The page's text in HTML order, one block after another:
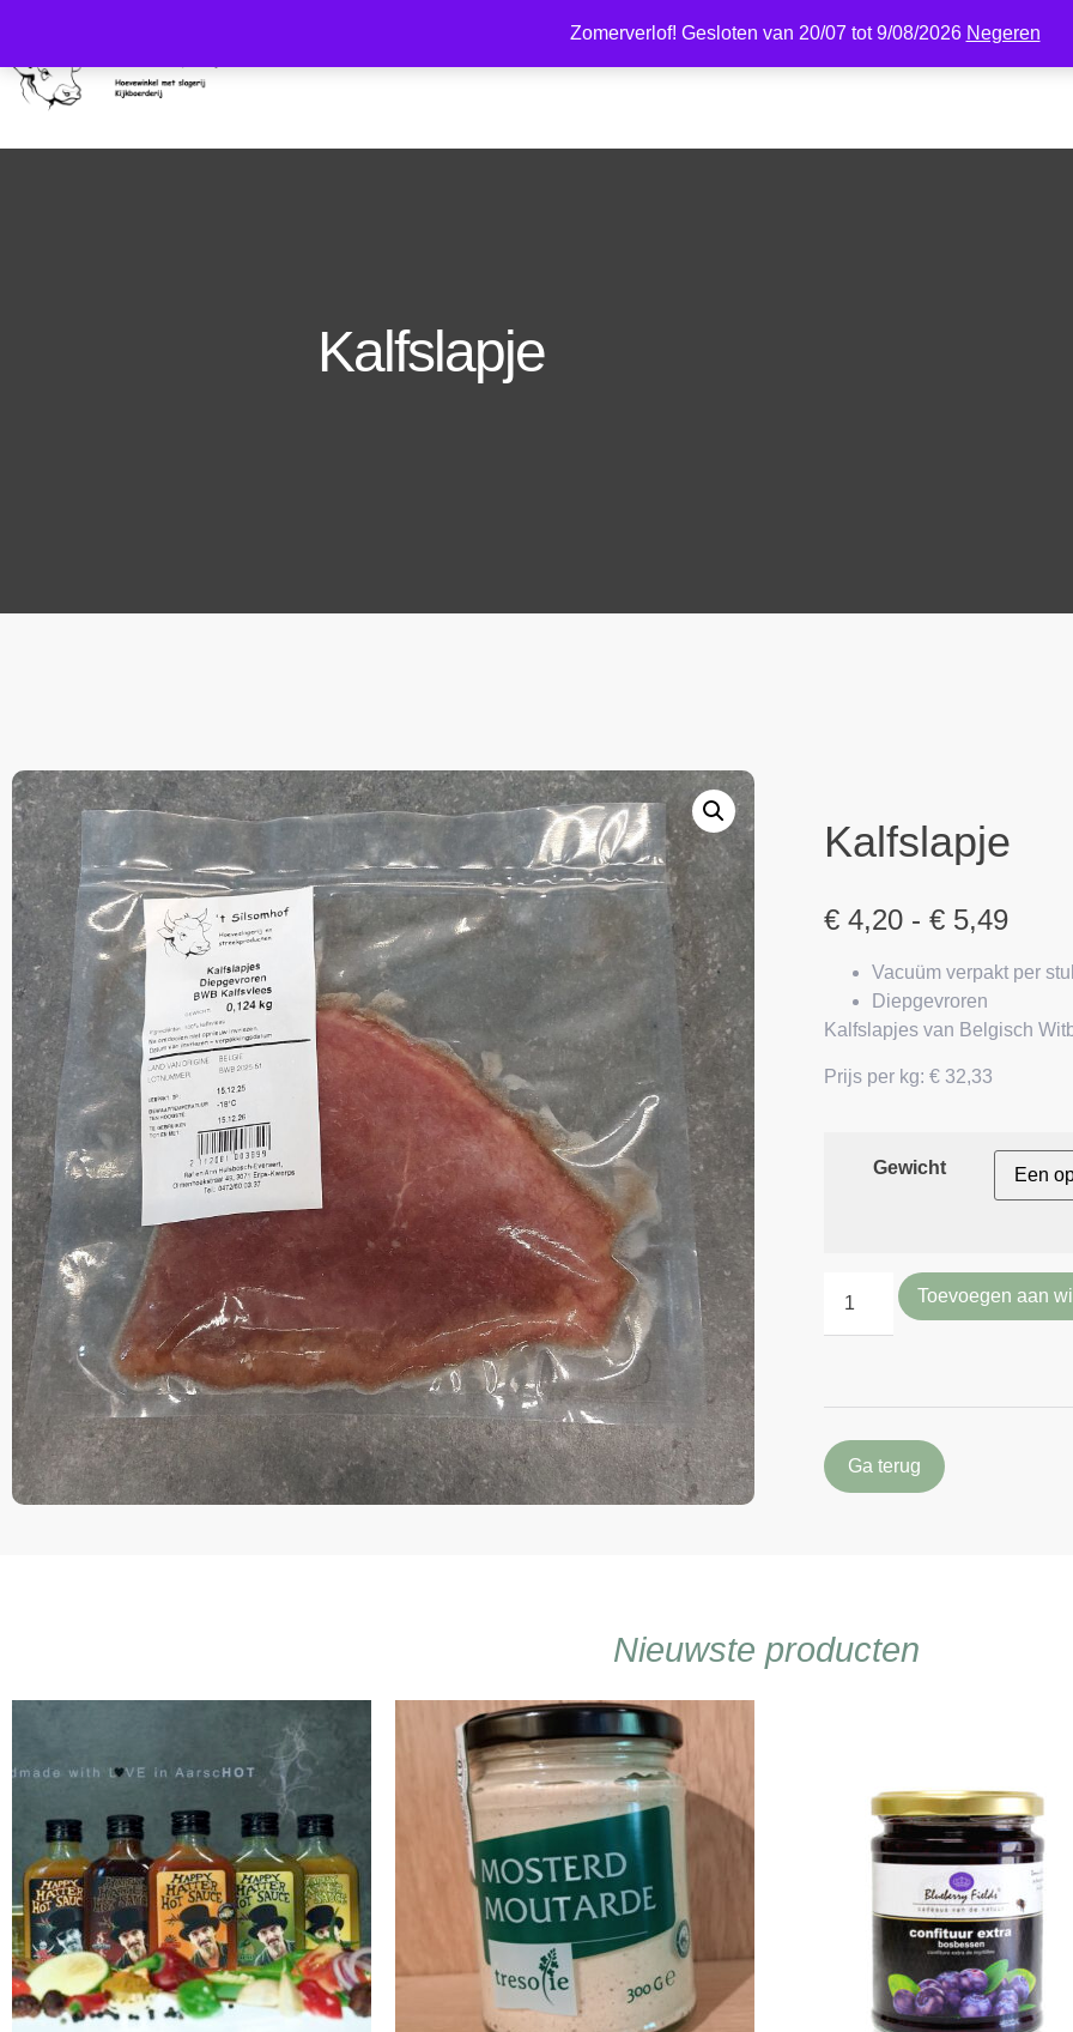
Zomerverlof! Gesloten van 20/07 tot 9/08/2026 Negeren
KALENDER BOERDERIJ HOEVEWINKEL
Kalfslapje
Kalfslapje
€ 4,20 - € 5,49
Vacuüm verpakt per
Diepgevroren
Kalfslapjes van Belgisch
Prijs per kg: € 32,33
Gewicht
Toevoegen aan
Ga terug
Nieuwste producten